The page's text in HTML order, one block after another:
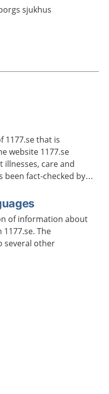
sjukhus
1177.se that is
website 1177.se
care and
been fact-checked by
The
several other